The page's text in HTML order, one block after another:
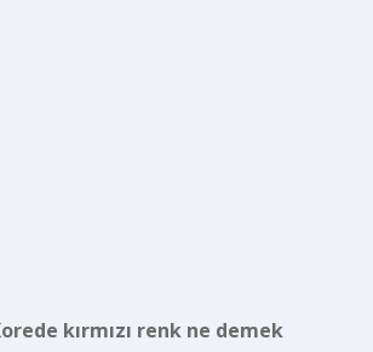
kırmızı renk ne demek